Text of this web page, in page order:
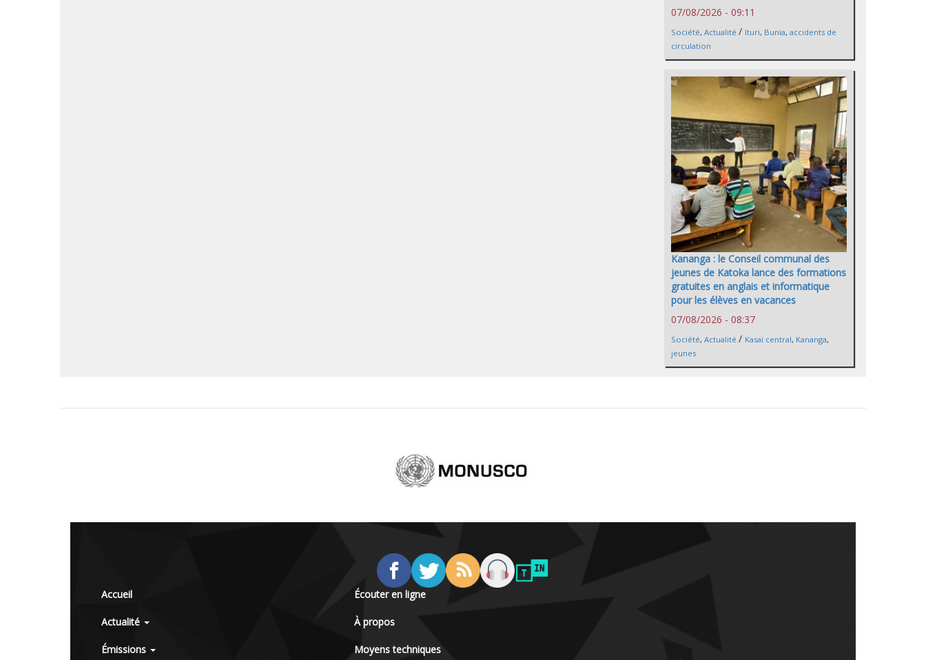
07/08/2026 - 09:11
Société, Actualité / Ituri, Bunia, accidents de
circulation
Kananga : le Conseil communal des
jeunes de Katoka lance des formations
gratuites en anglais et informatique
pour les élèves en vacances
07/08/2026 - 08:37
Société, Actualité / Kasaï central, Kananga,
jeunes
Accueil
Actualité
Émissions
Écouter en ligne
À propos
Moyens techniques